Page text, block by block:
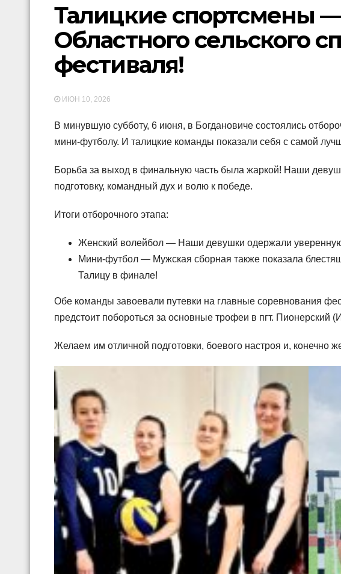
Талицкие спортсмены
Областного сельского
фестиваля!
ИЮН 10, 2026
В минувшую субботу, 6 июня, в Богдановиче состоялись
мини-футболу. И талицкие команды показали себя с самой
Борьба за выход в финальную часть была жаркой! Наши
подготовку, командный дух и волю к победе.
Итоги отборочного этапа:
Женский волейбол — Наши девушки одержали
Мини-футбол — Мужская сборная также показала
Талицу в финале!
Обе команды завоевали путевки на главные соревнования
предстоит побороться за основные трофеи в пгт. Пионерский
Желаем им отличной подготовки, боевого настроя и, конечно